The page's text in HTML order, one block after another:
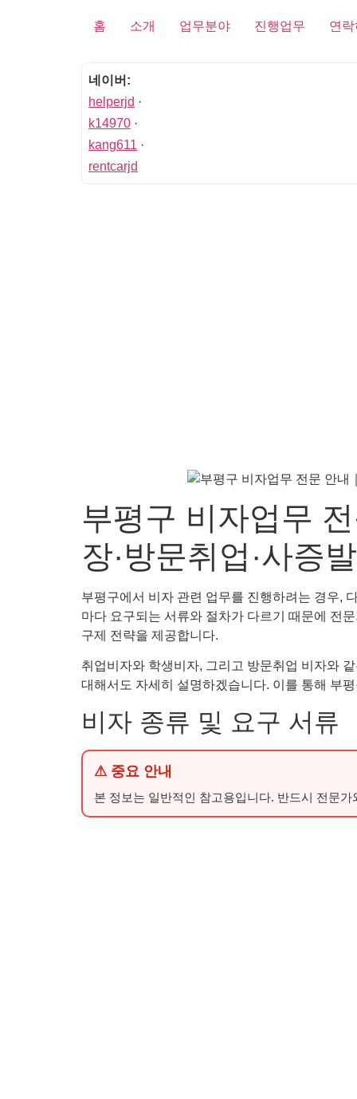
홈 소개 업무분야 진행업무 연락
네이버:
helperjd ·
k14970 ·
kang611 ·
rentcarjd
부평구 비자업무
장·방문취업·사증
부평구에서 비자 관련 업무를 진행하려는 경우,
마다 요구되는 서류와 절차가 다르기 때문에 전
구제 전략을 제공합니다.
취업비자와 학생비자, 그리고 방문취업 비자와
대해서도 자세히 설명하겠습니다. 이를 통해 부
비자 종류 및 요구 서류
⚠ 중요 안내
본 정보는 일반적인 참고용입니다. 반드시 전문가